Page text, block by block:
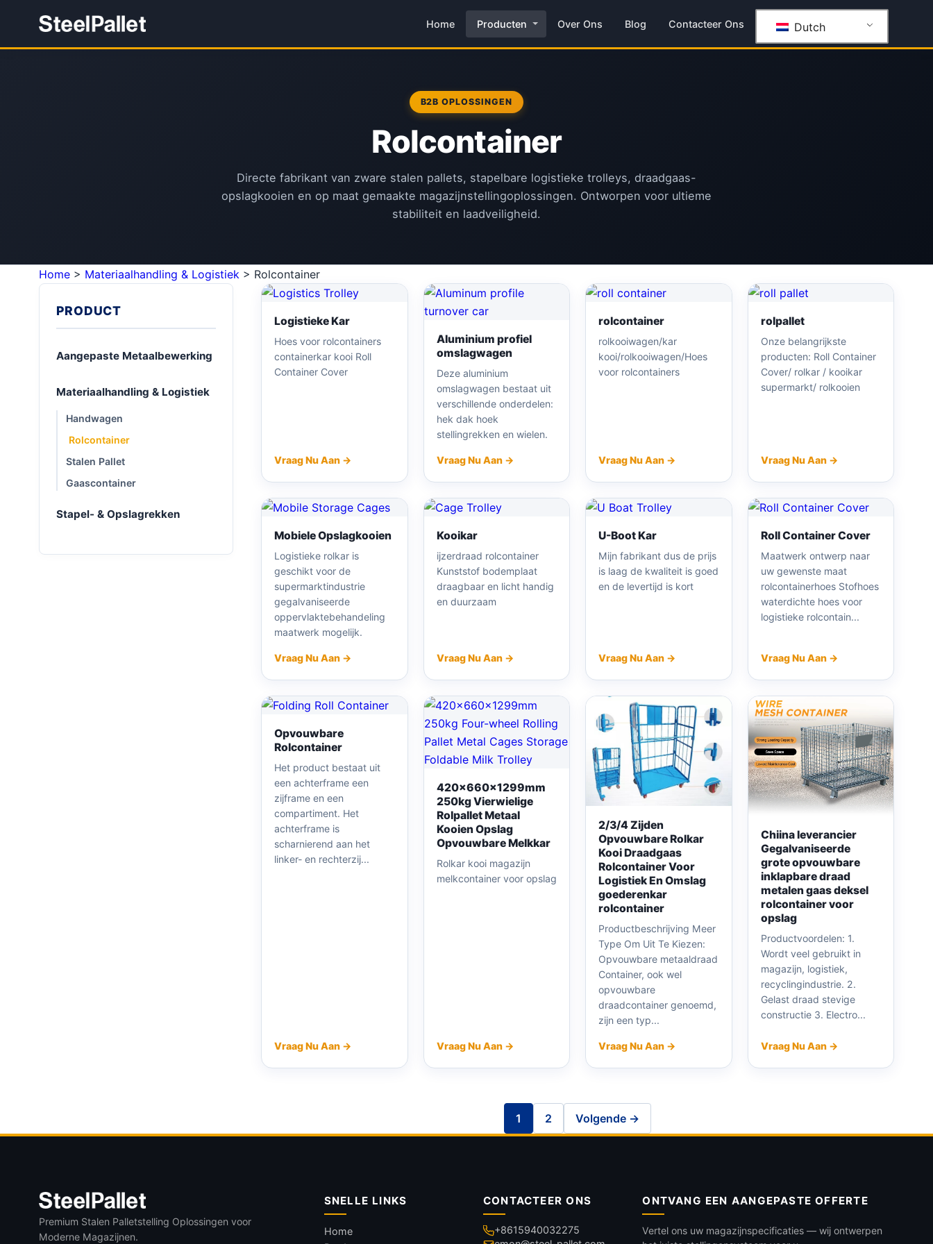
Home Producten Over Ons Blog Contacteer Ons Dutch
B2B OPLOSSINGEN
Rolcontainer
Directe fabrikant van zware stalen pallets, stapelbare logistieke trolleys, draadgaas-
opslagkooien en op maat gemaakte magazijnstellingoplossingen. Ontworpen voor ultieme
stabiliteit en laadveiligheid.
Home > Materiaalhandling & Logistiek > Rolcontainer
PRODUCT
Aangepaste Metaalbewerking
Materiaalhandling & Logistiek
Handwagen
Rolcontainer
Stalen Pallet
Gaascontainer
Stapel- & Opslagrekken
Logistieke Kar
Hoes voor rolcontainers
containerkar kooi Roll
Container Cover
Vraag Nu Aan →
Aluminium profiel
omslagwagen
Deze aluminium
omslagwagen bestaat uit
verschillende onderdelen:
hek dak hoek
stellingrekken en wielen.
Vraag Nu Aan →
rolcontainer
rolkooiwagen/kar
kooi/rolkooiwagen/Hoes
voor rolcontainers
Vraag Nu Aan →
rolpallet
Onze belangrijkste
producten: Roll Container
Cover/ rolkar / kooikar
supermarkt/ rolkooien
Vraag Nu Aan →
Mobiele Opslagkooien
Logistieke rolkar is
geschikt voor de
supermarktindustrie
gegalvaniseerde
oppervlaktebehandeling
maatwerk mogelijk.
Vraag Nu Aan →
Kooikar
ijzerdraad rolcontainer
Kunststof bodemplaat
draagbaar en licht handig
en duurzaam
Vraag Nu Aan →
U-Boot Kar
Mijn fabrikant dus de prijs
is laag de kwaliteit is goed
en de levertijd is kort
Vraag Nu Aan →
Roll Container Cover
Maatwerk ontwerp naar
uw gewenste maat
rolcontainerhoes Stofhoes
waterdichte hoes voor
logistieke rolcontain...
Vraag Nu Aan →
Opvouwbare
Rolcontainer
Het product bestaat uit
een achterframe een
zijframe en een
compartiment. Het
achterframe is
scharnierend aan het
linker- en rechterzij...
Vraag Nu Aan →
420x660x1299mm
250kg Vierwielige
Rolpallet Metaal
Kooien Opslag
Opvouwbare Melkkar
Rolkar kooi magazijn
melkcontainer voor opslag
Vraag Nu Aan →
2/3/4 Zijden
Opvouwbare Rolkar
Kooi Draadgaas
Rolcontainer Voor
Logistiek En Omslag
goederenkar
rolcontainer
Productbeschrijving Meer
Type Om Uit Te Kiezen:
Opvouwbare metaaldraad
Container, ook wel
opvouwbare
draadcontainer genoemd,
zijn een typ...
Vraag Nu Aan →
Chiina leverancier
Gegalvaniseerde
grote opvouwbare
inklapbare draad
metalen gaas deksel
rolcontainer voor
opslag
Productvoordelen: 1.
Wordt veel gebruikt in
magazijn, logistiek,
recyclingindustrie. 2.
Gelast draad stevige
constructie 3. Electro...
Vraag Nu Aan →
1 2 Volgende →
Premium Stalen Palletstelling Oplossingen voor
Moderne Magazijnen.
SNELLE LINKS
Home
CONTACTEER ONS
+8615940032275
ONTVANG EEN AANGEPASTE OFFERTE
Vertel ons uw magazijnspecificaties — wij ontwerpen